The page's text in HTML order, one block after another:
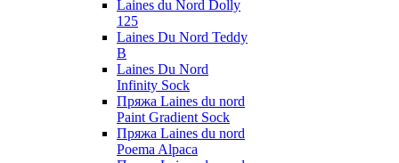
Laines du Nord Dolly
125
Laines Du Nord Teddy
B
Laines Du Nord
Infinity Sock
Пряжа Laines du nord
Paint Gradient Sock
Пряжа Laines du nord
Poema Alpaca